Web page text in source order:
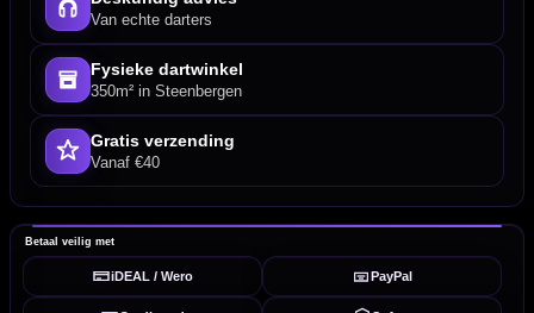
Van echte darters
Fysieke dartwinkel
350m² in Steenbergen
Gratis verzending
Vanaf €40
Betaal veilig met
iDEAL / Wero PayPal